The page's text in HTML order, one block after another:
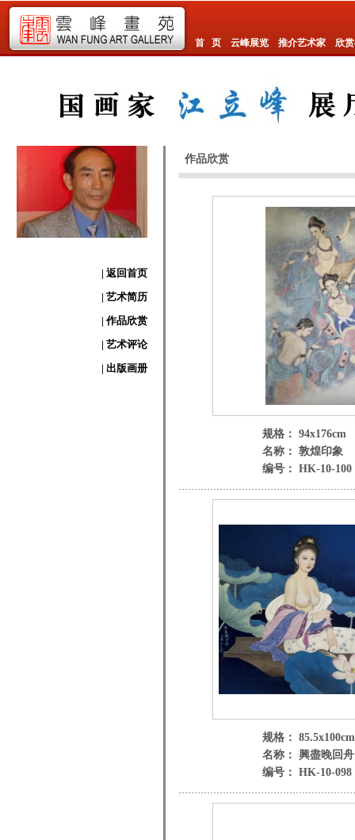
首 页 云峰展览 推介艺术家 欣
| 返回首页
| 艺术简历
| 作品欣赏
| 艺术评论
| 出版画册
作品欣赏
规格： 94x176cm
名称： 敦煌印象
编号： HK-10-100
规格： 85.5x100cm
名称： 興盡晚回舟
编号： HK-10-098